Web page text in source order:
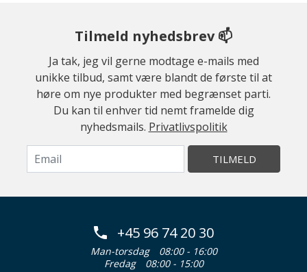
Tilmeld nyhedsbrev 📫
Ja tak, jeg vil gerne modtage e-mails med
unikke tilbud, samt være blandt de første til at
høre om nye produkter med begrænset parti.
Du kan til enhver tid nemt framelde dig
nyhedsmails. Privatlivspolitik
TILMELD
+45 96 74 20 30
Man-torsdag
08:00 - 16:00
Fredag
08:00 - 15:00